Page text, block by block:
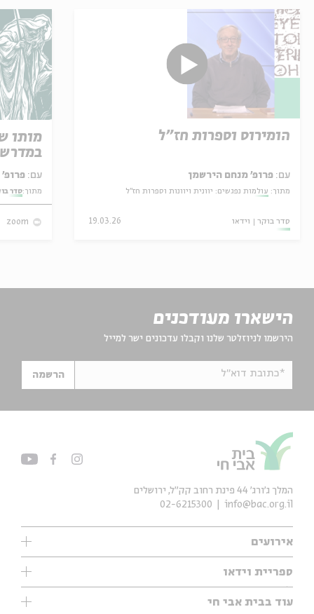
הומירוס וספרות חז"ל
עם: פרופ' מנחם הירשמן
מתוך: עולמות נפגשים: יוונית ויוונות וספרות חז"ל
סדר בוקר וידאו 19.03.26
מותו
עם: פרופ' אביגדור שנאן
מתוך:סדר
zoom
הישארו מעודכנים
הירשמו לניוזלטר שלנו וקבלו עדכונים ישר למייל
*כתובת דוא"ל הרשמה
אירועים
עיון
אנגלית
ספריית וידאו
ילדים
מוזיקה
עוד בבית אבי חי
המלך ג'ורג' 44 פינת רחוב קק״ל, ירושלים
info@bac.org.il
02-6215300